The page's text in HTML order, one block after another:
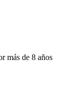
más de 8 años